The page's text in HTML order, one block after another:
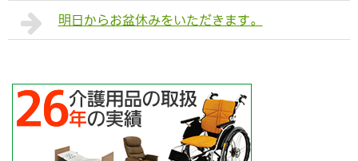
明日からお盆休みをいただきます。